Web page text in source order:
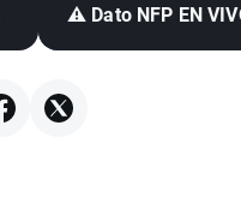
⚠️ Dato NFP EN